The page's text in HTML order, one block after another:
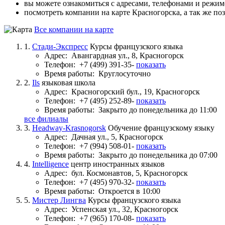
вы можете ознакомиться с адресами, телефонами и
посмотреть компании на карте Красногорска, а так же
Все компании на карте
1. Стади-Экспресс Курсы французского языка
Адрес: Авангардная ул., 8, Красногорск
Телефон: +7 (499) 391-35- показать
Время работы: Круглосуточно
2. Ils языковая школа
Адрес: Красногорский бул., 19, Красногорск
Телефон: +7 (495) 252-89- показать
Время работы: Закрыто до понедельника до 11:00
все филиалы
3. Headway-Krasnogorsk Обучение французскому языку
Адрес: Дачная ул., 5, Красногорск
Телефон: +7 (994) 508-01- показать
Время работы: Закрыто до понедельника до 07:00
4. Intelligence центр иностранных языков
Адрес: бул. Космонавтов, 5, Красногорск
Телефон: +7 (495) 970-32- показать
Время работы: Откроется в 10:00
5. Мистер Лингва Курсы французского языка
Адрес: Успенская ул., 32, Красногорск
Телефон: +7 (965) 170-08- показать